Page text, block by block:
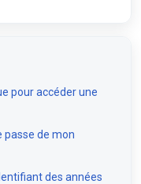
pour accéder une
passe de mon
des années